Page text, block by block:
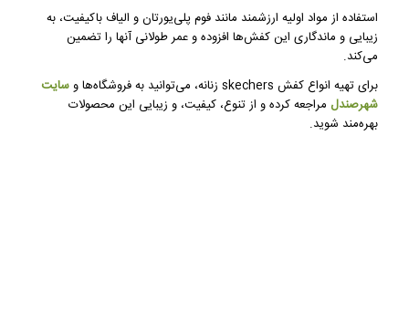
استفاده از مواد اولیه ارزشمند مانند فوم پلی‌یورتان و الیاف باکیفیت، به
زیبایی و ماندگاری این کفش‌ها افزوده و عمر طولانی آنها را تضمین
می‌کند.
برای تهیه انواع کفش skechers زنانه، می‌توانید به فروشگاه‌ها و
سایت‌
شهرصندلمراجعه کرده و از تنوع، کیفیت، و زیبایی این محصولات
بهره‌مند شوید.